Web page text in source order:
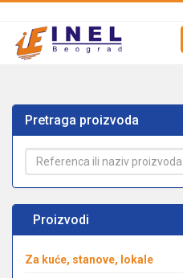
Pretraga proizvoda
Proizvodi
Za kuće, stanove, lokale